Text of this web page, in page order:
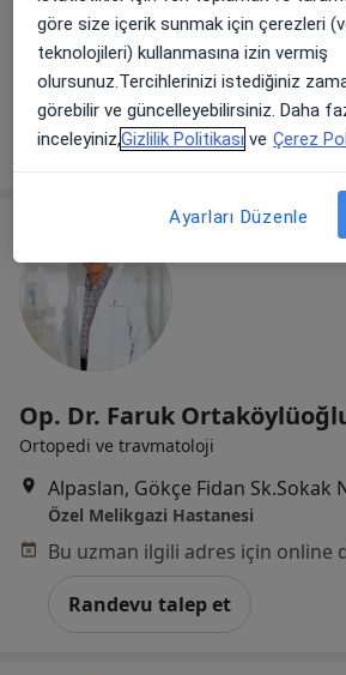
Erciyes Üniversitesi Tıp Fakültesi
Randevu talep et
Op. Dr. Faruk
Ortopedi ve travmatoloji
Özel Melikgazi Hastanesi
Randevu talep et
göre size içerik sunmak için çerezleri
teknolojileri) kullanmasına izin vermiş
olursunuz.Tercihlerinizi istediğiniz
görebilir ve güncelleyebilirsiniz. Daha
inceleyiniz,Gizlilik Politikası ve Çerez
Ayarları Düzenle